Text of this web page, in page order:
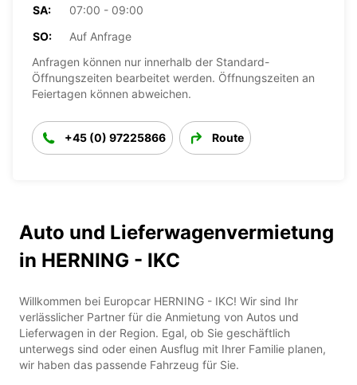
SA:
07:00 - 09:00
SO:
Auf Anfrage
Anfragen können nur innerhalb der Standard-
Öffnungszeiten bearbeitet werden. Öffnungszeiten an
Feiertagen können abweichen.
+45 (0) 97225866 Route
Auto und Lieferwagenvermietung
in HERNING - IKC
Willkommen bei Europcar HERNING - IKC! Wir sind Ihr
verlässlicher Partner für die Anmietung von Autos und
Lieferwagen in der Region. Egal, ob Sie geschäftlich
unterwegs sind oder einen Ausflug mit Ihrer Familie planen,
wir haben das passende Fahrzeug für Sie.